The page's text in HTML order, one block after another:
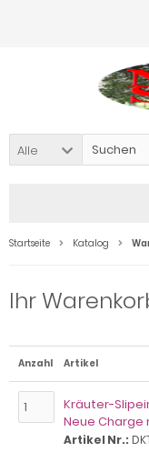
Alle
Startseite Katalog
Ihr
Anzahl Artikel
Kräuter-
Neue Charge
Artikel Nr.: